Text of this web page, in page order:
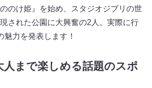
のけ姫』を始め、スタジオジブリの世
された公園に大興奮の2人。実際に行
魅力を発表します！
人まで楽しめる話題のスポ